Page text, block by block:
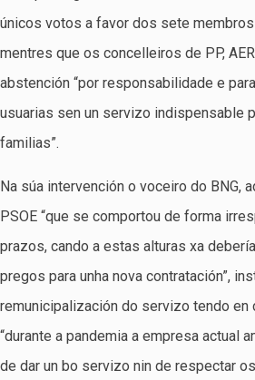
únicos votos a favor dos sete
mentres que os concelleiros de PP,
abstención “por responsabilidade e
usuarias sen un servizo indispensable
familias”.
Na súa intervención o voceiro do BNG,
PSOE “que se comportou de forma
prazos, cando a estas alturas xa
pregos para unha nova contratación”,
remunicipalización do servizo tendo en
“durante a pandemia a empresa actual
de dar un bo servizo nin de respectar os